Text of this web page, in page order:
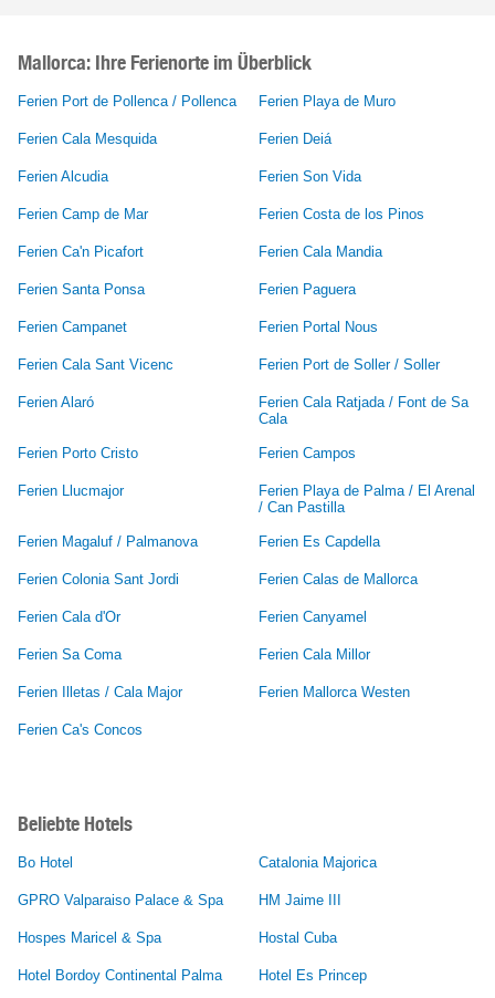
Mallorca: Ihre Ferienorte im Überblick
Ferien Port de Pollenca / Pollenca Ferien Playa de Muro
Ferien Cala Mesquida Ferien Deiá
Ferien Alcudia Ferien Son Vida
Ferien Camp de Mar Ferien Costa de los Pinos
Ferien Ca'n Picafort Ferien Cala Mandia
Ferien Santa Ponsa Ferien Paguera
Ferien Campanet Ferien Portal Nous
Ferien Cala Sant Vicenc Ferien Port de Soller / Soller
Ferien Alaró
Ferien Cala Ratjada / Font de Sa
Cala
Ferien Porto Cristo Ferien Campos
Ferien Llucmajor
Ferien Playa de Palma / El Arenal
/ Can Pastilla
Ferien Magaluf / Palmanova Ferien Es Capdella
Ferien Colonia Sant Jordi Ferien Calas de Mallorca
Ferien Cala d'Or Ferien Canyamel
Ferien Sa Coma Ferien Cala Millor
Ferien Illetas / Cala Major Ferien Mallorca Westen
Ferien Ca's Concos
Beliebte Hotels
Bo Hotel Catalonia Majorica
GPRO Valparaiso Palace & Spa HM Jaime III
Hospes Maricel & Spa Hostal Cuba
Hotel Bordoy Continental Palma Hotel Es Princep